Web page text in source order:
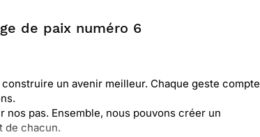
par mail Envoyer
de paix numéro 6
un avenir meilleur. Chaque geste compte
pas. Ensemble, nous pouvons créer un
de chacun.